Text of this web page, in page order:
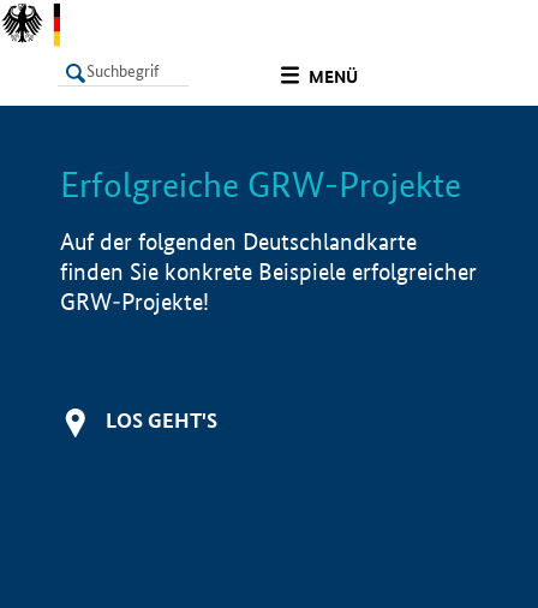
MENÜ
LISTE Info
Erfolgreiche GRW-Projekte
Auf der folgenden Deutschlandkarte
finden Sie konkrete Beispiele erfolgreicher
GRW-Projekte!
LOS GEHT'S